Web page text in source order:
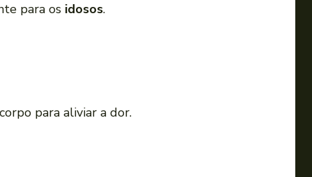
para os idosos.
para aliviar a dor.